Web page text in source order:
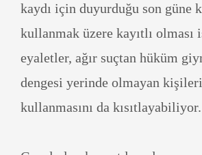
kaydı için duyurduğu son güne
kullanmak üzere kayıtlı olması
eyaletler, ağır suçtan hüküm
dengesi yerinde olmayan
kullanmasını da kısıtlayabiliyor.